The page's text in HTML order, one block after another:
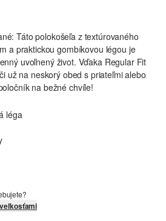
Táto polokošeľa z textúrovaného
a praktickou gombíkovou légou je
uvoľnený život. Vďaka Regular Fit
už na neskorý obed s priateľmi alebo
na bežné chvíle!
léga